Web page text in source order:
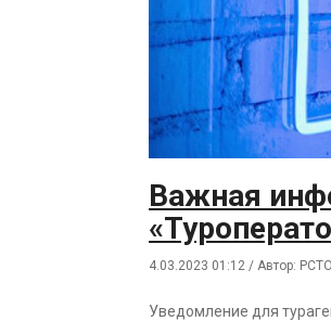
Важная
4.03.2023 01:12 / Автор: РСТО
Уведомление для